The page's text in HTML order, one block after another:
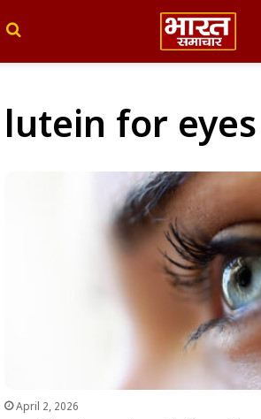
lutein for eyes
April 2, 2026